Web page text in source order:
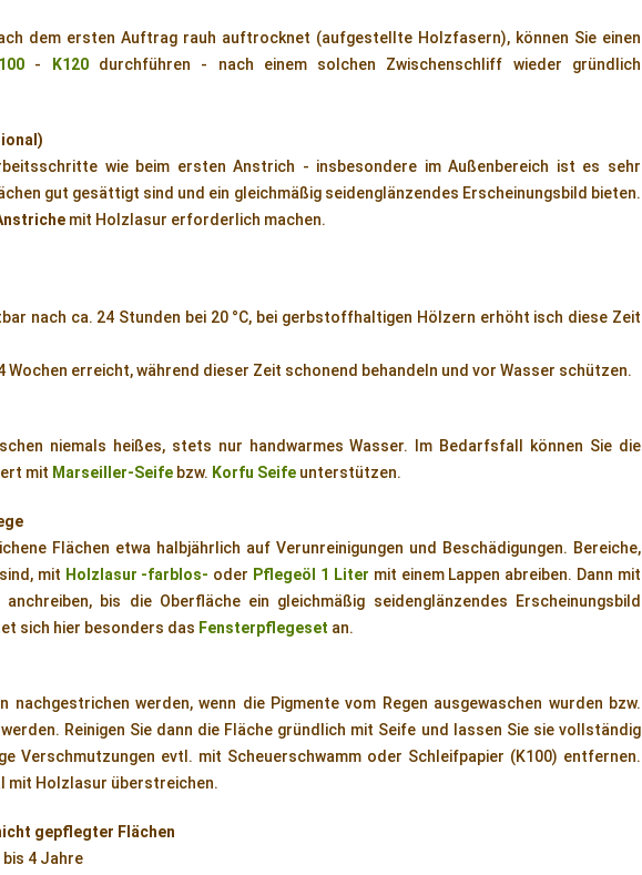
dem ersten Auftrag rauh auftrocknet (aufgestellte Holzfasern), können Sie einen
- K120durchführen - nach einem solchen Zwischenschliff wieder gründlich
wie beim ersten Anstrich - insbesondere im Außenbereich ist es sehr
gut gesättigt sind und ein gleichmäßig seidenglänzendes Erscheinungsbild bieten.
mit Holzlasur erforderlich machen.
nach ca. 24 Stunden bei 20 °C, bei gerbstoffhaltigen Hölzern erhöht isch diese Zeit
Wochen erreicht, während dieser Zeit schonend behandeln und vor Wasser schützen.
niemals heißes, stets nur handwarmes Wasser. Im Bedarfsfall können Sie die
mit Marseiller-Seife bzw. Korfu Seife unterstützen.
Flächen etwa halbjährlich auf Verunreinigungen und Beschädigungen. Bereiche,
mit Holzlasur -farblos- oder Pflegeöl 1 Liter mit einem Lappen abreiben. Dann mit
bis die Oberfläche ein gleichmäßig seidenglänzendes Erscheinungsbild
sich hier besonders das Fensterpflegeset an.
nachgestrichen werden, wenn die Pigmente vom Regen ausgewaschen wurden bzw.
Reinigen Sie dann die Fläche gründlich mit Seife und lassen Sie sie vollständig
Verschmutzungen evtl. mit Scheuerschwamm oder Schleifpapier (K100) entfernen.
mit Holzlasur überstreichen.
gepflegter Flächen
4 Jahre